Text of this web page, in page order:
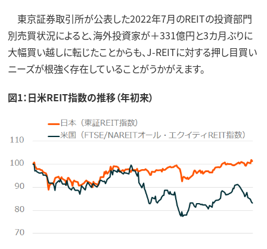
東京証券取引所が公表した2022年7月のREITの投資部門
別売買状況によると、海外投資家が＋331億円と3カ月ぶりに
大幅買い越しに転じたことからも、J-REITに対する押し目買い
ニーズが根強く存在していることがうかがえます。
図1：日米REIT指数の推移（年初来）